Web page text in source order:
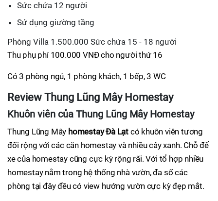
Sức chứa 12 người
Sử dụng giường tầng
Phòng Villa 1.500.000 Sức chứa 15 - 18 người
Thu phụ phí 100.000 VNĐ cho người thứ 16
Có 3 phòng ngủ, 1 phòng khách, 1 bếp, 3 WC
Review Thung Lũng Mây Homestay
Khuôn viên của Thung Lũng Mây Homestay
Thung Lũng Mây homestay Đà Lạt có khuôn viên tương
đối rộng với các căn homestay và nhiều cây xanh. Chỗ để
xe của homestay cũng cực kỳ rộng rãi. Với tổ hợp nhiều
homestay nằm trong hệ thống nhà vườn, đa số các
phòng tại đây đều có view hướng vườn cực kỳ đẹp mắt.